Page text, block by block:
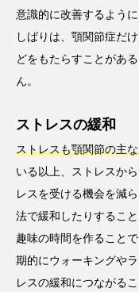
意識的に改善するよう
しばりは、顎関節症だ
どをもたらすことがあ
ん。
ストレスの緩和
ストレスも顎関節の主
いる以上、ストレスか
レスを受ける機会を減
法で緩和したりするこ
趣味の時間を作ること
期的にウォーキングや
レスの緩和につながる